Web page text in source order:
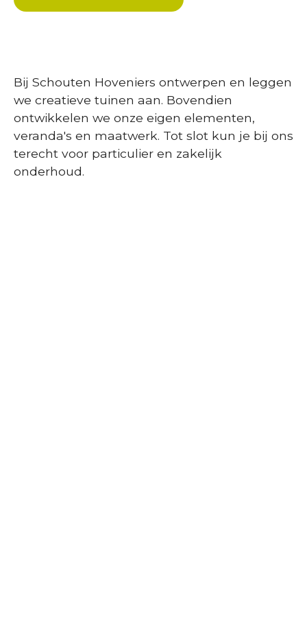
Bij Schouten Hoveniers ontwerpen en leggen
we creatieve tuinen aan. Bovendien
ontwikkelen we onze eigen elementen,
veranda's en maatwerk. Tot slot kun je bij ons
terecht voor particulier en zakelijk
onderhoud.